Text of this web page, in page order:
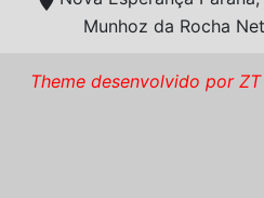
Munhoz da Rocha
Theme desenvolvido por